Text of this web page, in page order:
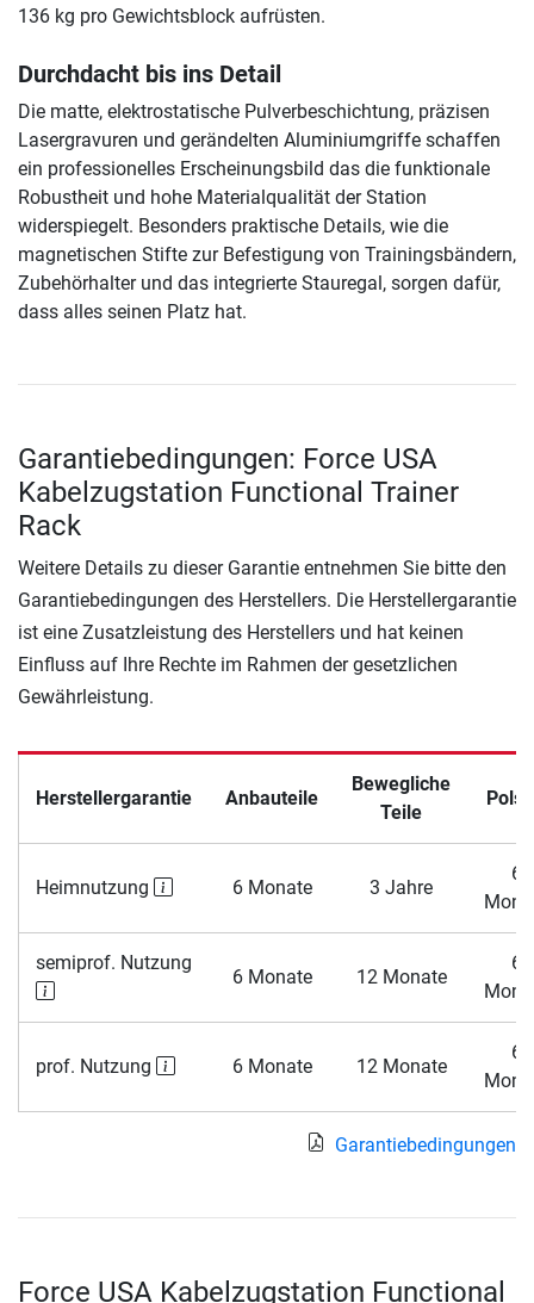
136 kg pro Gewichtsblock aufrüsten.
Durchdacht bis ins Detail
Die matte, elektrostatische Pulverbeschichtung, präzisen
Lasergravuren und gerändelten Aluminiumgriffe schaffen
ein professionelles Erscheinungsbild das die funktionale
Robustheit und hohe Materialqualität der Station
widerspiegelt. Besonders praktische Details, wie die
magnetischen Stifte zur Befestigung von Trainingsbändern,
Zubehörhalter und das integrierte Stauregal, sorgen dafür,
dass alles seinen Platz hat.
Garantiebedingungen: Force USA
Kabelzugstation Functional Trainer
Rack
Weitere Details zu dieser Garantie entnehmen Sie bitte den
Garantiebedingungen des Herstellers. Die Herstellergarantie
ist eine Zusatzleistung des Herstellers und hat keinen
Einfluss auf Ihre Rechte im Rahmen der gesetzlichen
Gewährleistung.
Herstellergarantie Anbauteile
Bewegliche
Teile
Heimnutzung 6 Monate 3 Jahre
6
semiprof. Nutzung
6 Monate 12 Monate
6
prof. Nutzung 6 Monate 12 Monate
6
Garantiebedingungen
Force USA Kabelzugstation Functional